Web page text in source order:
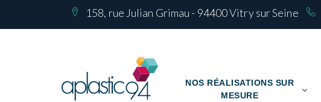
158, rue Julian Grimau - 94400 Vitry sur Seine
NOS RÉALISATIONS SUR
MESURE